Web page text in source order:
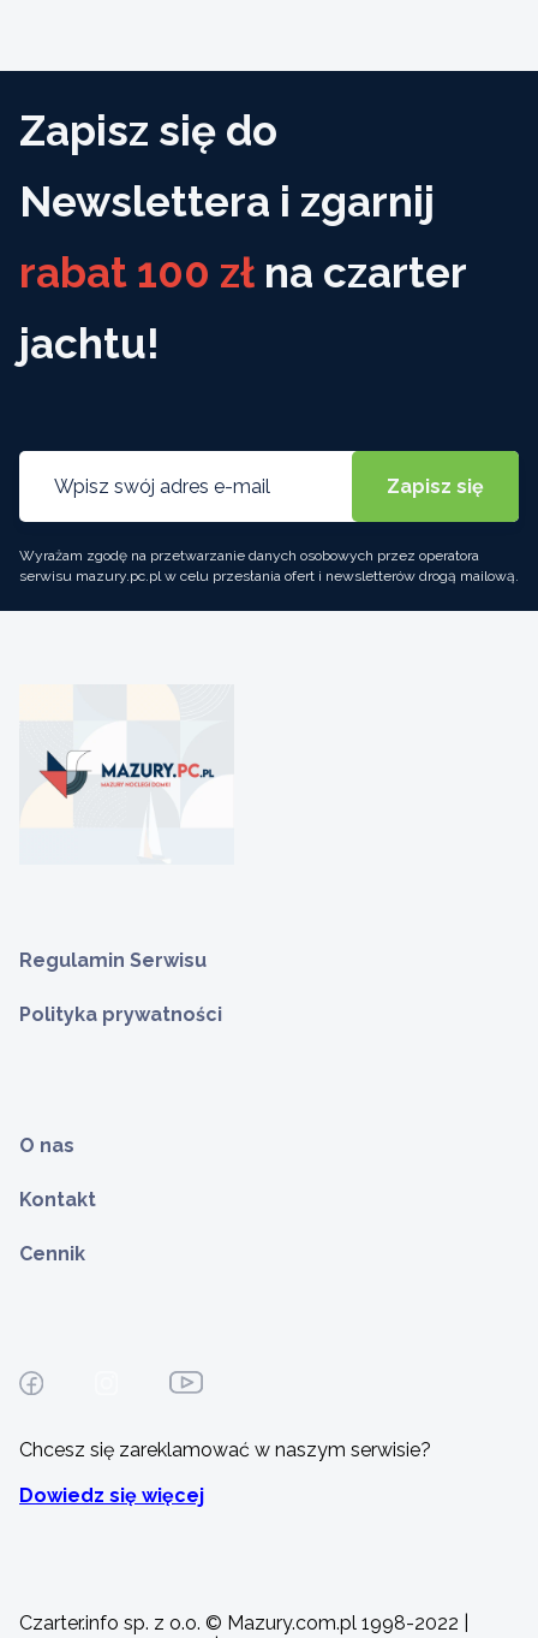
Zapisz się do
Newslettera i zgarnij
rabat 100 zł na czarter
jachtu!
Wyrażam zgodę na przetwarzanie danych osobowych przez operatora
serwisu mazury.pc.pl w celu przesłania ofert i newsletterów drogą mailową.
Regulamin Serwisu
Polityka prywatności
O nas
Kontakt
Cennik
Chcesz się zareklamować w naszym serwisie?
Dowiedz się więcej
Czarter.info sp. z o.o. © Mazury.com.pl 1998-2022 |